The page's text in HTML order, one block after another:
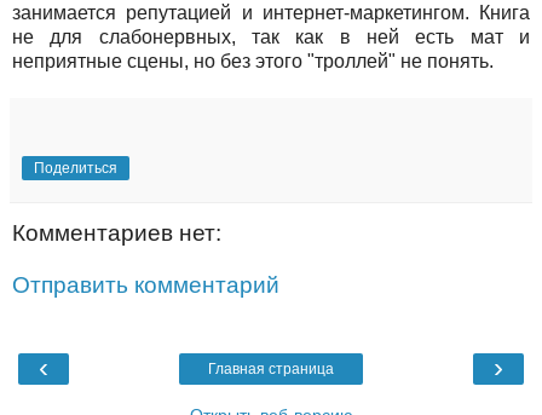
занимается репутацией и интернет-маркетингом. Книга
не для слабонервных, так как в ней есть мат и
неприятные сцены, но без этого "троллей" не понять.
Поделиться
Комментариев нет:
Отправить комментарий
‹ ›
Главная страница